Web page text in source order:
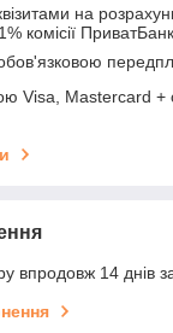
на
комісії
Visa, Mastercard +
впродовж 14 днів